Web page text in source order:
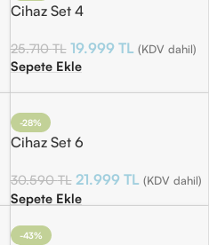
Cihaz Set 4
25.710TL 19.999 TL (KDV dahil)
Sepete Ekle
-28%
Cihaz Set 6
30.590TL 21.999 TL (KDV dahil)
Sepete Ekle
-43%